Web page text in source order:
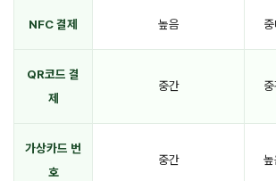
NFC 결제 높음
QR코드 결
제
중간
가상카드 번
호
중간 높